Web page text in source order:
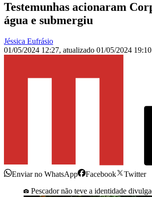
Testemunhas acionaram
água e submergiu
Jéssica Eufrásio
01/05/2024 12:27, atualizado 01/05/2024 19:10
Enviar no WhatsApp Facebook
Twitter
Pescador não teve a identidade